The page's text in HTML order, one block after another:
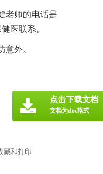
老师的电话是
医联系。
外。
藏和打印
点击下载文档
文档为doc格式